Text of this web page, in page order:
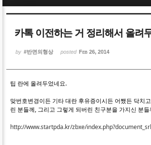
카톡 이전하는 거 정리해서 올려
by #반면의형상 posted Feb 26, 2014
팁 란에 올려두었네요.
맞번호변경이든 기타 대란 후유증이시든 어쨌든 닥치
린 분들께, 그리고 그렇게 되버린 친구분을 가지신 분
http://www.startpda.kr/zbxe/
Sketchbook5, 스케치
Sketchbook5, 스케치
Sketchbook5, 스케치
Sketchbook5, 스케치